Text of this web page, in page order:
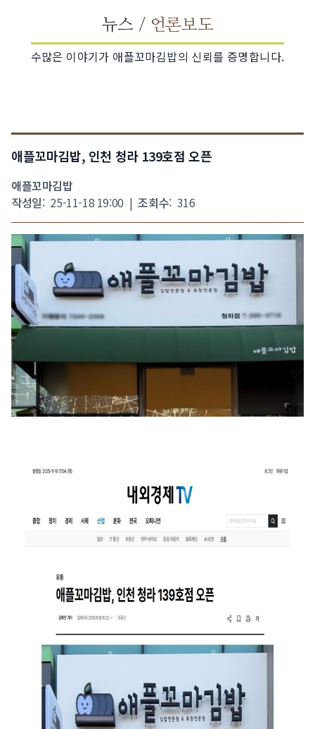
뉴스 / 언론보도
수많은 이야기가 애플꼬마김밥의 신뢰를 증명합니다.
애플꼬마김밥, 인천 청라 139호점 오픈
애플꼬마김밥
작성일: 25-11-18 19:00 | 조회수: 316